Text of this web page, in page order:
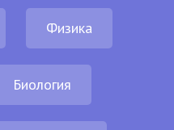
Физика
Биология